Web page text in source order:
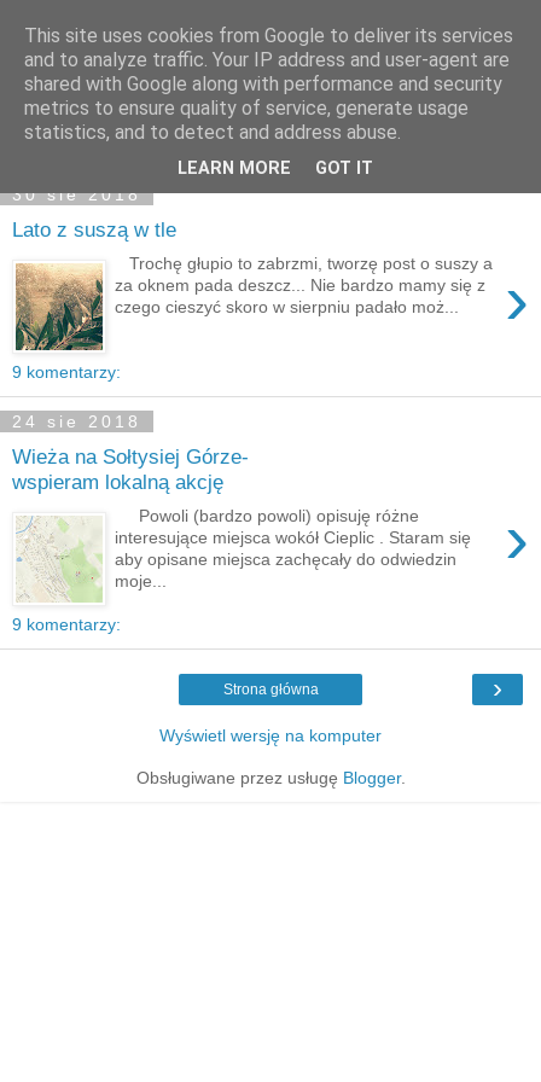
Moje miejsce
30 sie 2018
Lato z suszą w tle
›
Trochę głupio to zabrzmi, tworzę post o suszy a
za oknem pada deszcz... Nie bardzo mamy się z
czego cieszyć skoro w sierpniu padało moż...
9 komentarzy:
24 sie 2018
Wieża na Sołtysiej Górze-
wspieram lokalną akcję
›
Powoli (bardzo powoli) opisuję różne
interesujące miejsca wokół Cieplic . Staram się
aby opisane miejsca zachęcały do odwiedzin
moje...
9 komentarzy:
›
Strona główna
Wyświetl wersję na komputer
Obsługiwane przez usługę Blogger.
This site uses cookies from Google to deliver its services
and to analyze traffic. Your IP address and user-agent are
shared with Google along with performance and security
metrics to ensure quality of service, generate usage
statistics, and to detect and address abuse.
LEARN MORE GOT IT